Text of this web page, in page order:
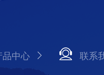
品中心 联系